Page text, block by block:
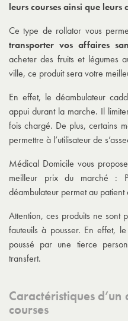
leurs courses ainsi que leurs
Ce type de rollator vous
transporter vos affaires
acheter des fruits et légumes
ville, ce produit sera votre
En effet, le déambulateur
appui durant la marche. Il
fois chargé. De plus, certains
permettre à l’utilisateur de
Médical Domicile vous
meilleur prix du marché :
déambulateur permet au
Attention, ces produits ne sont
fauteuils à pousser. En effet,
poussé par une tierce
transfert.
Caractéristiques
courses